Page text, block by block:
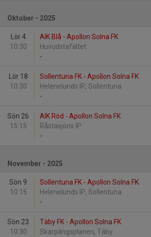
Oktober - 2025
Lör 4
10:30
AIK Blå - Apollon Solna FK
Huvudstafältet
-
Lör 18
10:30
Sollentuna FK - Apollon Solna FK
Helenelunds IP, Sollentuna
-
Sön 26
15:15
AIK Röd - Apollon Solna FK
Råstasjöns IP
-
November - 2025
Sön 9
10:15
Sollentuna FK - Apollon Solna FK
Helenelunds IP, Sollentuna
-
Sön 23
10:30
Täby FK - Apollon Solna FK
Skarpängsplanen, Täby